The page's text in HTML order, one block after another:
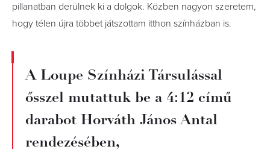
pillanatban derülnek ki a dolgok. Közben nagyon szeretem,
hogy télen újra többet játszottam itthon színházban is.
A Loupe Színházi Társulással
ősszel mutattuk be a 4:12 című
darabot Horváth János Antal
rendezésé­ben,